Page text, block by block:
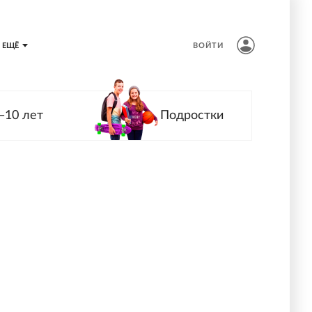
ЕЩЁ ВОЙТИ
лет Подростки